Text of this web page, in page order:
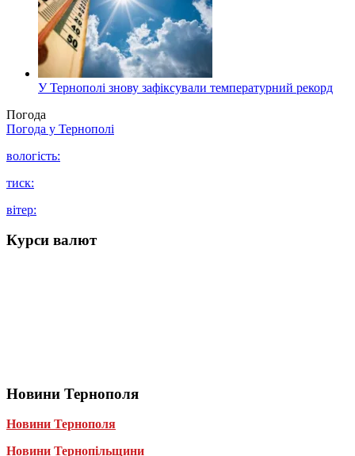
У Тернополі знову зафіксували температурний рекорд
Погода
Погода у Тернополі
вологість:
тиск:
вітер:
Курси валют
Новини Тернополя
Новини Тернополя
Новини Тернопільщини